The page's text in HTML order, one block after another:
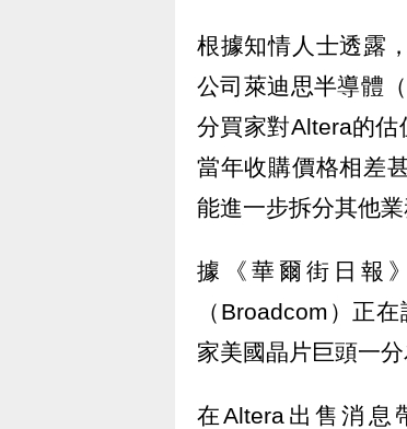
根據知情人士透露
公司萊迪思半導體
分買家對Altera的
當年收購價格相差
能進一步拆分其他業
據《華爾街日報
（Broadcom）正
家美國晶片巨頭一
在Altera出售消息